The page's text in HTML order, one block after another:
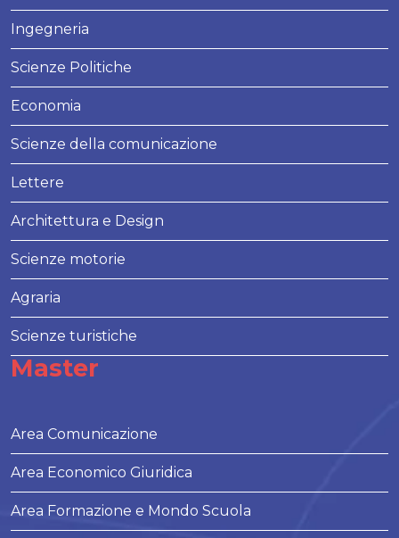
Ingegneria
Scienze Politiche
Economia
Scienze della comunicazione
Lettere
Architettura e Design
Scienze motorie
Agraria
Scienze turistiche
Master
Area Comunicazione
Area Economico Giuridica
Area Formazione e Mondo Scuola